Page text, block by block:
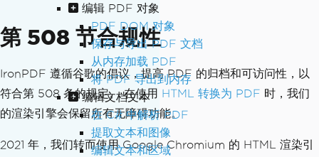
编辑 PDF 对象
PDF DOM 对象
保存与导出 PDF 文档
从内存加载 PDF
将 PDF 导出到内存
编辑文档文本
在 C# 中解析 PDF
提取文本和图像
编辑文本和区域
第 508 节合规性
IronPDF 遵循谷歌的倡议，提高 PDF 的归档和可访问性，以
符合第 508 条的规定。 在使用 HTML 转换为 PDF 时，我们
的渲染引擎会保留所有无障碍功能。
2021 年，我们转而使用 Google Chromium 的 HTML 渲染引